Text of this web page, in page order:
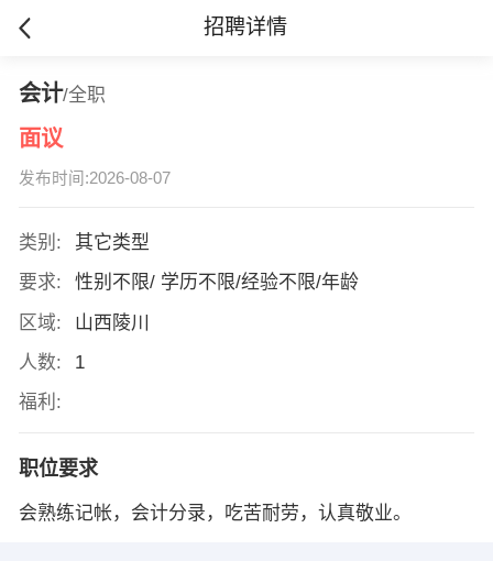
招聘详情
会计/全职
面议
发布时间:2026-08-07
类别:
其它类型
要求:
性别不限/ 学历不限/经验不限/年龄
区域:
山西陵川
人数:
1
福利:
职位要求
会熟练记帐，会计分录，吃苦耐劳，认真敬业。